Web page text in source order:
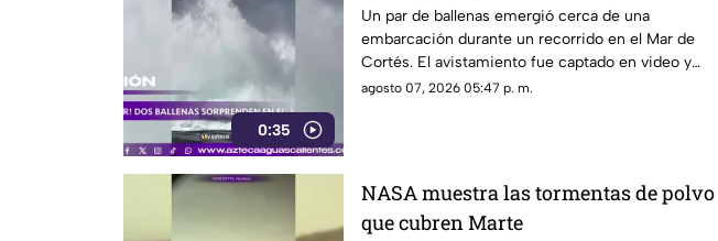
0:35
Cortés
Un par de ballenas emergió cerca de una
embarcación durante un recorrido en el Mar de
Cortés. El avistamiento fue captado en video y
sorprendió a los visitantes.
agosto 07, 2026 05:47 p. m.
NASA muestra las tormentas de polvo
que cubren Marte